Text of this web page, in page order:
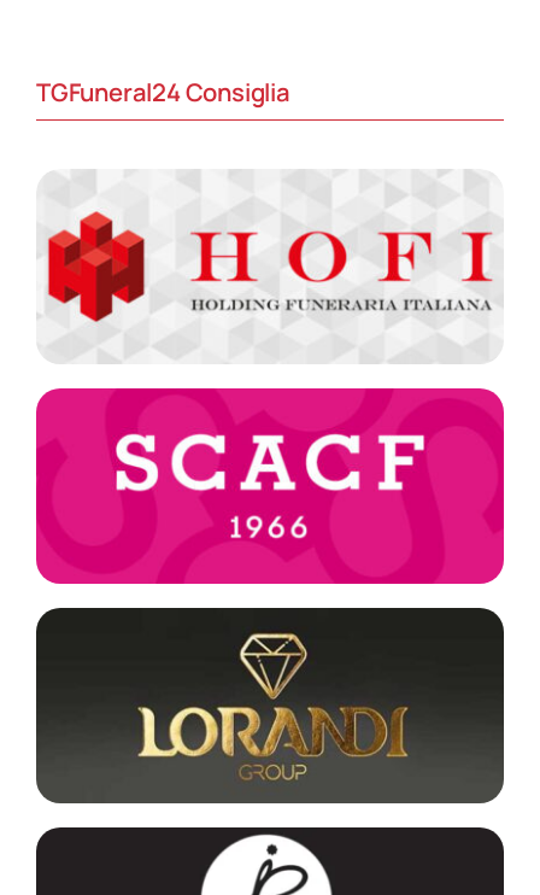
TGFuneral24 Consiglia